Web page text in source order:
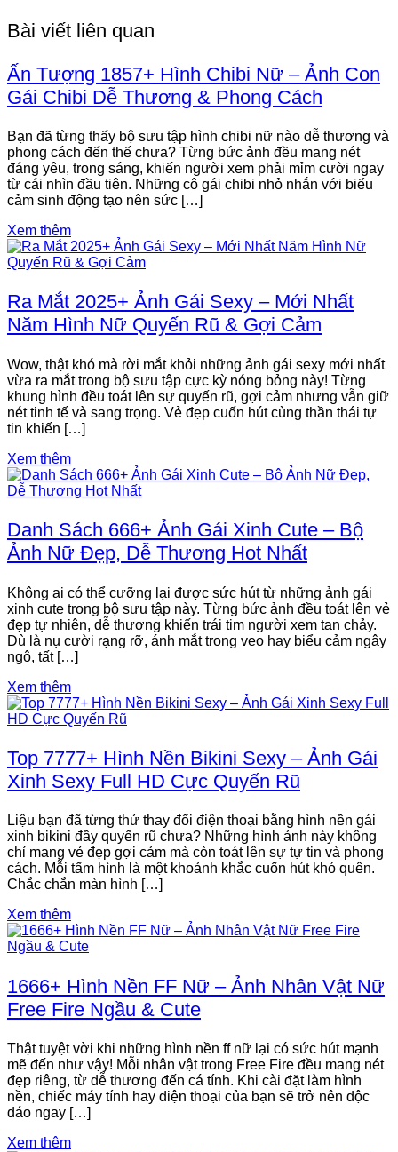
Bài viết liên quan
Ấn Tượng 1857+ Hình Chibi Nữ – Ảnh Con
Gái Chibi Dễ Thương & Phong Cách
Bạn đã từng thấy bộ sưu tập hình chibi nữ nào dễ thương và
phong cách đến thế chưa? Từng bức ảnh đều mang nét
đáng yêu, trong sáng, khiến người xem phải mỉm cười ngay
từ cái nhìn đầu tiên. Những cô gái chibi nhỏ nhắn với biểu
cảm sinh động tạo nên sức […]
Xem thêm
Ra Mắt 2025+ Ảnh Gái Sexy – Mới Nhất
Năm Hình Nữ Quyến Rũ & Gợi Cảm
Wow, thật khó mà rời mắt khỏi những ảnh gái sexy mới nhất
vừa ra mắt trong bộ sưu tập cực kỳ nóng bỏng này! Từng
khung hình đều toát lên sự quyến rũ, gợi cảm nhưng vẫn giữ
nét tinh tế và sang trọng. Vẻ đẹp cuốn hút cùng thần thái tự
tin khiến […]
Xem thêm
Danh Sách 666+ Ảnh Gái Xinh Cute – Bộ
Ảnh Nữ Đẹp, Dễ Thương Hot Nhất
Không ai có thể cưỡng lại được sức hút từ những ảnh gái
xinh cute trong bộ sưu tập này. Từng bức ảnh đều toát lên vẻ
đẹp tự nhiên, dễ thương khiến trái tim người xem tan chảy.
Dù là nụ cười rạng rỡ, ánh mắt trong veo hay biểu cảm ngây
ngô, tất […]
Xem thêm
Top 7777+ Hình Nền Bikini Sexy – Ảnh Gái
Xinh Sexy Full HD Cực Quyến Rũ
Liệu bạn đã từng thử thay đổi điện thoại bằng hình nền gái
xinh bikini đầy quyến rũ chưa? Những hình ảnh này không
chỉ mang vẻ đẹp gợi cảm mà còn toát lên sự tự tin và phong
cách. Mỗi tấm hình là một khoảnh khắc cuốn hút khó quên.
Chắc chắn màn hình […]
Xem thêm
1666+ Hình Nền FF Nữ – Ảnh Nhân Vật Nữ
Free Fire Ngầu & Cute
Thật tuyệt vời khi những hình nền ff nữ lại có sức hút mạnh
mẽ đến như vậy! Mỗi nhân vật trong Free Fire đều mang nét
đẹp riêng, từ dễ thương đến cá tính. Khi cài đặt làm hình
nền, chiếc máy tính hay điện thoại của bạn sẽ trở nên độc
đáo ngay […]
Xem thêm